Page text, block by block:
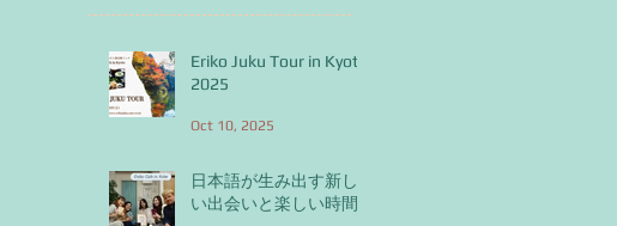
Eriko Juku Tour in Kyoto
2025
Oct 10, 2025
日本語が生み出す新し
い出会いと楽しい時間